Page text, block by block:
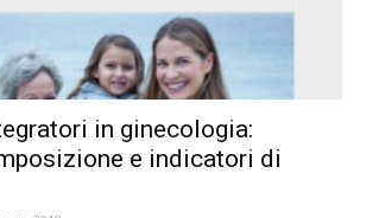
in ginecologia:
e indicatori di